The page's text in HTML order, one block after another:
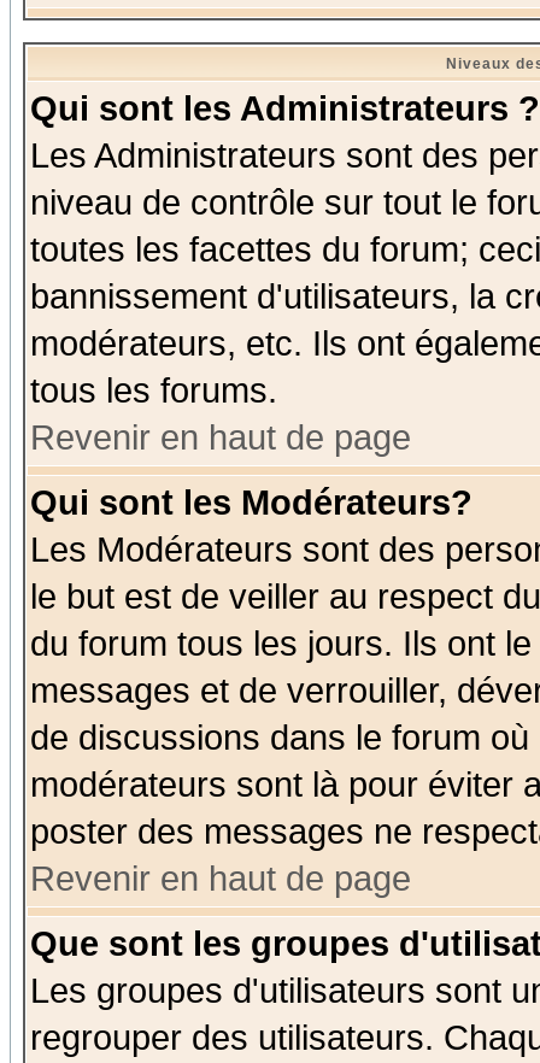
Niveaux
Qui sont les Administrateurs ?
Les Administrateurs sont des
niveau de contrôle sur tout le
toutes les facettes du forum;
bannissement d'utilisateurs, la
modérateurs, etc. Ils ont
tous les forums.
Revenir en haut de page
Qui sont les Modérateurs?
Les Modérateurs sont des
le but est de veiller au respect
du forum tous les jours. Ils ont
messages et de verrouiller,
de discussions dans le forum
modérateurs sont là pour éviter
poster des messages ne
Revenir en haut de page
Que sont les groupes
Les groupes d'utilisateurs sont
regrouper des utilisateurs.